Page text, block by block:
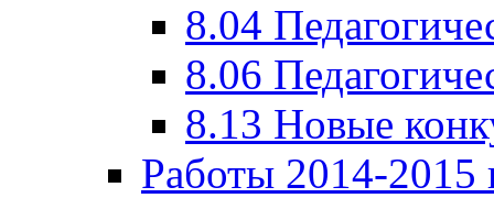
8.04
8.06
8.13 Новые
Работы 2014-2015